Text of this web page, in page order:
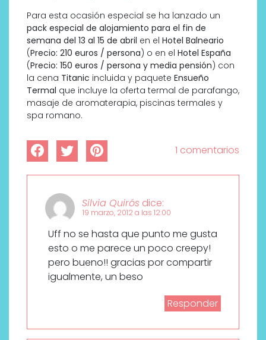
Para esta ocasión especial se ha lanzado un
pack especial de alojamiento para el fin de
semana del 13 al 15 de abril en el Hotel Balneario
(Precio: 210 euros / persona) o en el Hotel España
(Precio: 150 euros / persona y media pensión) con
la cena Titanic incluida y paquete Ensueño
Termal que incluye la oferta termal de parafango,
masaje de aromaterapia, piscinas termales y
spa romano.
1 comentarios
Silvia Quirós dice:
19 marzo, 2012 a las 12:00
Uff no se hasta que punto me gusta
esto o me parece un poco creepy!
pero bueno!! gracias por compartir
igualmente, un beso
Responder